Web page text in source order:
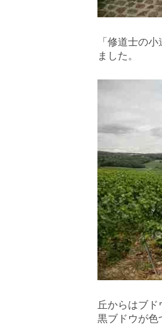
「修道士の
ました。
丘からはブ
黒ブドウが色